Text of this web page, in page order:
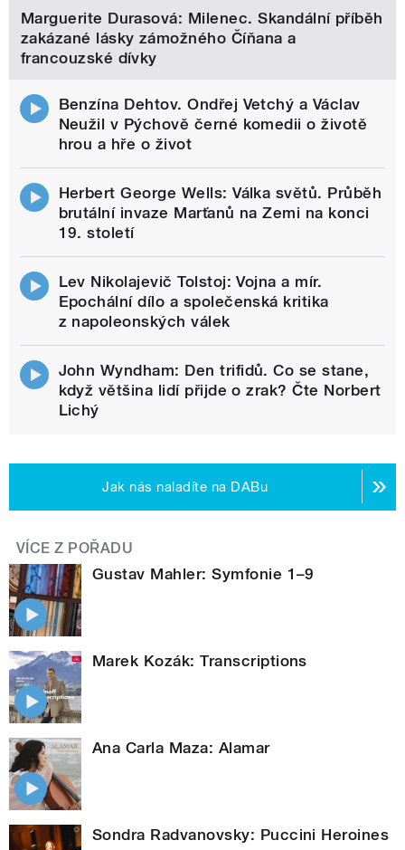
Marguerite Durasová: Milenec. Skandální příběh
zakázané lásky zámožného Číňana a
francouzské dívky
Benzína Dehtov. Ondřej Vetchý a Václav
Neužil v Pýchově černé komedii o životě
hrou a hře o život
Herbert George Wells: Válka světů. Průběh
brutální invaze Marťanů na Zemi na konci
19. století
Lev Nikolajevič Tolstoj: Vojna a mír.
Epochální dílo a společenská kritika
z napoleonských válek
John Wyndham: Den trifidů. Co se stane,
když většina lidí přijde o zrak? Čte Norbert
Lichý
Jak nás naladíte na DABu
VÍCE Z POŘADU
Gustav Mahler: Symfonie 1–9
Marek Kozák: Transcriptions
Ana Carla Maza: Alamar
Sondra Radvanovsky: Puccini Heroines